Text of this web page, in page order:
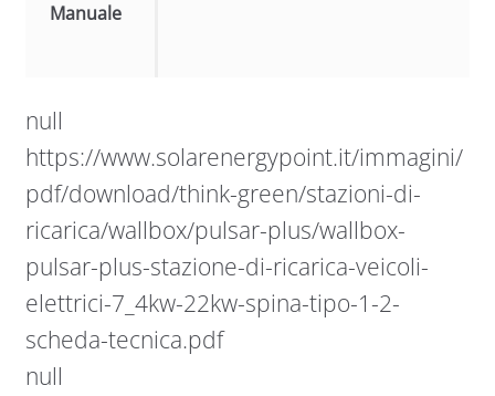
Manuale
null
https://www.solarenergypoint.it/immagini/
pdf/download/think-green/stazioni-di-
ricarica/wallbox/pulsar-plus/wallbox-
pulsar-plus-stazione-di-ricarica-veicoli-
elettrici-7_4kw-22kw-spina-tipo-1-2-
scheda-tecnica.pdf
null